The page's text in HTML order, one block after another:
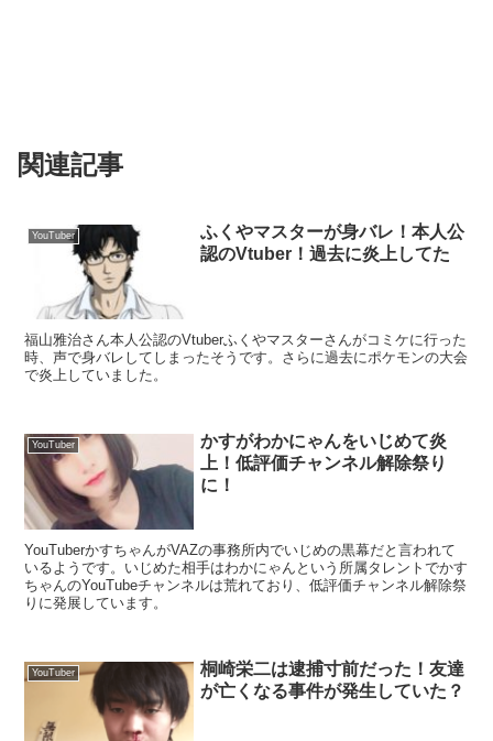
関連記事
YouTuber
ふくやマスターが身バレ！本人公
認のVtuber！過去に炎上してた
福山雅治さん本人公認のVtuberふくやマスターさんがコミケに行った
時、声で身バレしてしまったそうです。さらに過去にポケモンの大会
で炎上していました。
YouTuber
かすがわかにゃんをいじめて炎
上！低評価チャンネル解除祭り
に！
YouTuberかすちゃんがVAZの事務所内でいじめの黒幕だと言われて
いるようです。いじめた相手はわかにゃんという所属タレントでかす
ちゃんのYouTubeチャンネルは荒れており、低評価チャンネル解除祭
りに発展しています。
YouTuber
桐崎栄二は逮捕寸前だった！友達
が亡くなる事件が発生していた？